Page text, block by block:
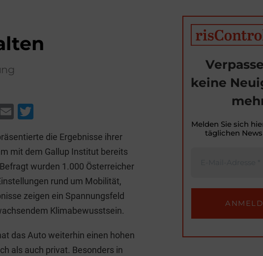
Li
E
ai
l
tt
er
die Ergebnisse ihrer
mit dem Gallup Institut bereits
wurden 1.000 Österreicher
rund um Mobilität,
zeigen ein Spannungsfeld
Klimabewusstsein.
das Auto weiterhin einen hohen
als auch privat. Besonders in
keine
Melden Sie sich
täglichen